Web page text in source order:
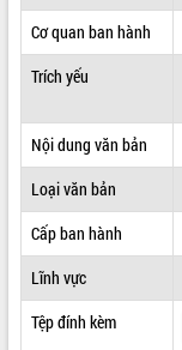
HỆ THỐNG VĂN BẢN
VĂN BẢN HĐND TỈNH
ĐIỂM TIN VĂN BẢN
Cơ quan ban hành
Trích yếu
Nội dung văn bản
Loại văn bản
Cấp ban hành
Lĩnh vực
Tệp đính kèm